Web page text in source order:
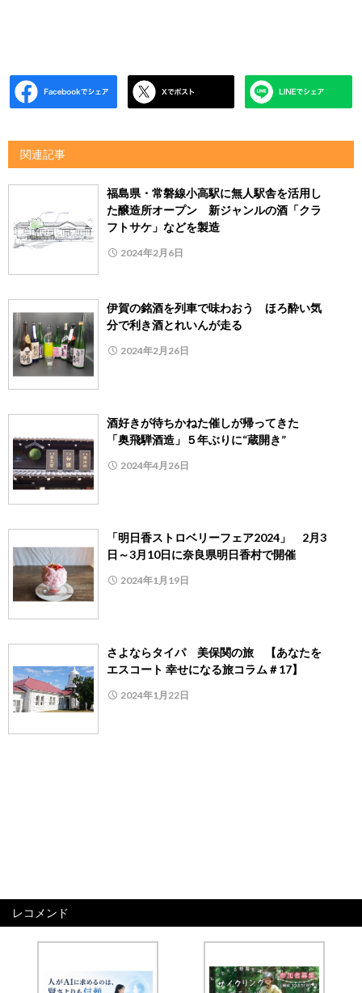
関連記事
福島県・常磐線小高駅に無人駅舎を活用し
た醸造所オープン 新ジャンルの酒「クラ
フトサケ」などを製造
2024年2月6日
伊賀の銘酒を列車で味わおう ほろ酔い気
分で利き酒とれいんが走る
2024年2月26日
酒好きが待ちかねた催しが帰ってきた
「奥飛騨酒造」５年ぶりに“蔵開き”
2024年4月26日
「明日香ストロベリーフェア2024」 2月3
日～3月10日に奈良県明日香村で開催
2024年1月19日
さよならタイパ 美保関の旅 【あなたを
エスコート 幸せになる旅コラム＃17】
2024年1月22日
レコメンド